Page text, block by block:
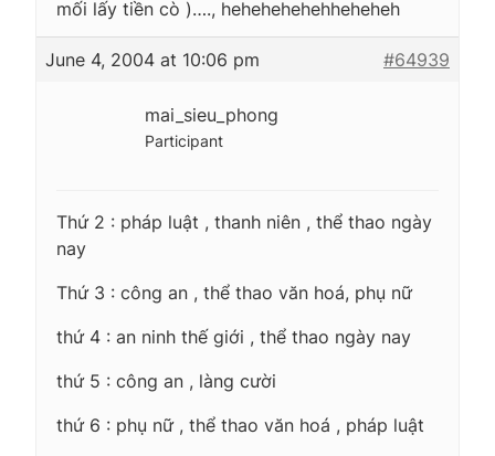
mối lấy tiền cò )…., hehehehehehheheheh
June 4, 2004 at 10:06 pm #64939
mai_sieu_phong
Participant
Thứ 2 : pháp luật , thanh niên , thể thao ngày
nay
Thứ 3 : công an , thể thao văn hoá, phụ nữ
thứ 4 : an ninh thế giới , thể thao ngày nay
thứ 5 : công an , làng cười
thứ 6 : phụ nữ , thể thao văn hoá , pháp luật